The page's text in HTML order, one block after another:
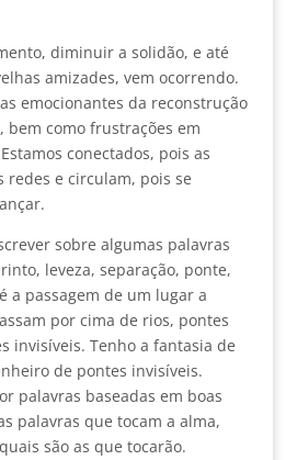
diminuir a solidão, e até
amizades, vem ocorrendo.
emocionantes da reconstrução
bem como frustrações em
conectados, pois as
redes e circulam, pois se
sobre algumas palavras
leveza, separação, ponte,
a passagem de um lugar a
por cima de rios, pontes
invisíveis. Tenho a fantasia de
de pontes invisíveis.
palavras baseadas em boas
palavras que tocam a alma,
são as que tocarão.